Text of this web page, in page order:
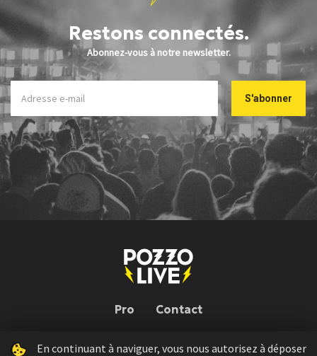
Restons connectés.
Abonnez-vous à notre newsletter.
Pro Contact
En continuant à naviguer, vous nous autorisez à déposer